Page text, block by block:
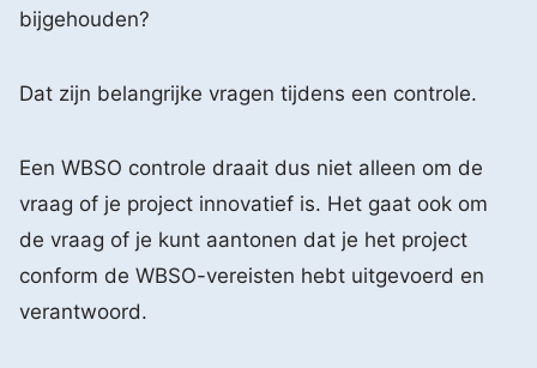
bijgehouden?
Dat zijn belangrijke vragen tijdens een controle.
Een WBSO controle draait dus niet alleen om de
vraag of je project innovatief is. Het gaat ook om
de vraag of je kunt aantonen dat je het project
conform de WBSO-vereisten hebt uitgevoerd en
verantwoord.